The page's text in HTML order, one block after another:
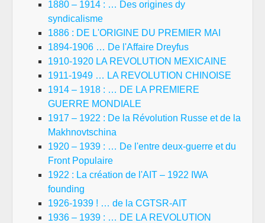
1880 – 1914 : … Des origines dy
syndicalisme
1886 : DE L'ORIGINE DU PREMIER MAI
1894-1906 … De l'Affaire Dreyfus
1910-1920 LA REVOLUTION MEXICAINE
1911-1949 … LA REVOLUTION CHINOISE
1914 – 1918 : … DE LA PREMIERE
GUERRE MONDIALE
1917 – 1922 : De la Révolution Russe et de la
Makhnovtschina
1920 – 1939 : … De l'entre deux-guerre et du
Front Populaire
1922 : La création de l'AIT – 1922 IWA
founding
1926-1939 ! … de la CGTSR-AIT
1936 – 1939 : … DE LA REVOLUTION